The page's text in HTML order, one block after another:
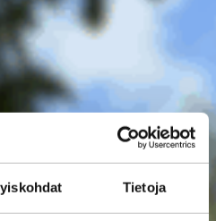
Tietoja